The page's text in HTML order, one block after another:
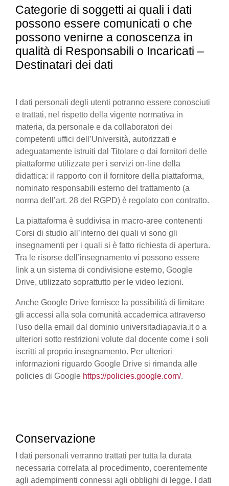
Categorie di soggetti ai quali i dati
possono essere comunicati o che
possono venirne a conoscenza in
qualità di Responsabili o Incaricati –
Destinatari dei dati
I dati personali degli utenti potranno essere conosciuti
e trattati, nel rispetto della vigente normativa in
materia, da personale e da collaboratori dei
competenti uffici dell’Università, autorizzati e
adeguatamente istruiti dal Titolare o dai fornitori delle
piattaforme utilizzate per i servizi on-line della
didattica: il rapporto con il fornitore della piattaforma,
nominato responsabili esterno del trattamento (a
norma dell’art. 28 del RGPD) è regolato con contratto.
La piattaforma è suddivisa in macro-aree contenenti
Corsi di studio all’interno dei quali vi sono gli
insegnamenti per i quali si è fatto richiesta di apertura.
Tra le risorse dell’insegnamento vi possono essere
link a un sistema di condivisione esterno, Google
Drive, utilizzato soprattutto per le video lezioni.
Anche Google Drive fornisce la possibilità di limitare
gli accessi alla sola comunità accademica attraverso
l'uso della email dal dominio universitadiapavia.it o a
ulteriori sotto restrizioni volute dal docente come i soli
iscritti al proprio insegnamento. Per ulteriori
informazioni riguardo Google Drive si rimanda alle
policies di Google https://policies.google.com/.
Conservazione
I dati personali verranno trattati per tutta la durata
necessaria correlata al procedimento, coerentemente
agli adempimenti connessi agli obblighi di legge. I dati